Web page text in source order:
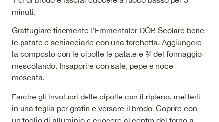
minuti.
Grattugiare finemente l’Emmentaler DOP. Scolare bene
le patate e schiacciarle con una forchetta. Aggiungere
la composto con le cipolle le patate e ¾ del formaggio
mescolando. Insaporire con sale, pepe e noce
moscata.
Farcire gli involucri delle cipolle con il ripieno, metterli
in una teglia per gratin e versare il brodo. Coprire con
un foglio di alluminio e cuocere al centro del forno a